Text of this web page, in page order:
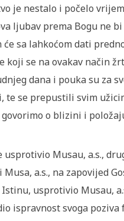
je nestalo i počelo
ljubav prema Bogu ne
sa lahkoćom dati
koji se na ovakav način
dana i pouka su za
se prepustili svim
o blizini i
Musau, a.s.,
a.s., na zapovijed
usprotivio Musau,
ispravnost svoga